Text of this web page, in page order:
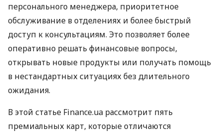
персонального менеджера, приоритетное
обслуживание в отделениях и более быстрый
доступ к консультациям. Это позволяет более
оперативно решать финансовые вопросы,
открывать новые продукты или получать помощь
в нестандартных ситуациях без длительного
ожидания.
В этой статье Finance.ua рассмотрит пять
премиальных карт, которые отличаются